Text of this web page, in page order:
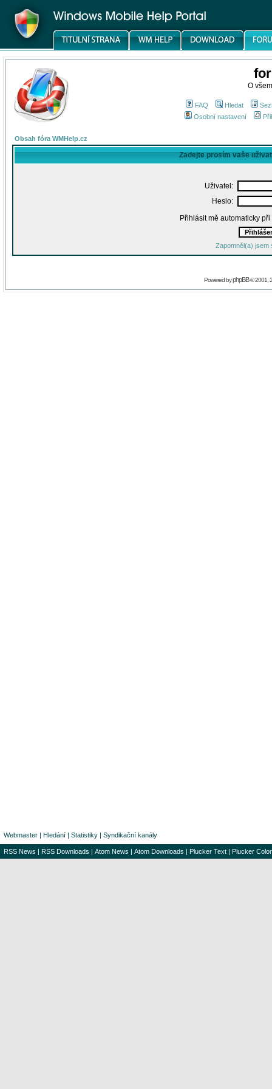
O
FAQ Hledat
Osobní nastavení
Obsah fóra WMHelp.cz
Zadejte prosím vaše
Uživatel:
Heslo:
Přihlásit mě automaticky
Zapomněl(a) jsem
Powered byphpBB© 2001,
Webmaster | Hledání | Statistiky | Syndikační kanály
RSS News | RSS Downloads | Atom News | Atom Downloads | Plucker Text | Plucker Color